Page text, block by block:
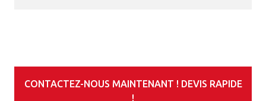
CONTACTEZ-NOUS MAINTENANT ! DEVIS RAPIDE
!